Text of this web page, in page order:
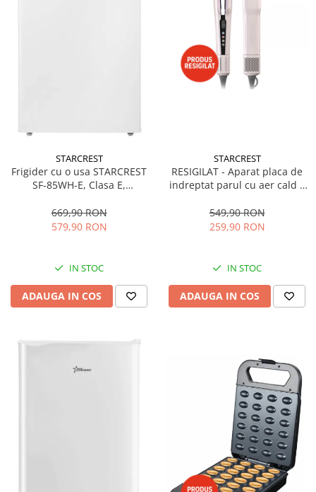
STARCREST
Frigider cu o usa STARCREST
SF-85WH-E, Clasa E,
interioara, Compartiment
gheata, H 82 cm, Alb
669,90 RON
579,90 RON
IN STOC
ADAUGA IN COS
STARCREST
RESIGILAT - Aparat placa de
indreptat parul cu aer cald 2
1300 W, Uscare si indreptare,
Afisaj LCD, Tehnologie cu ioni
549,90 RON
259,90 RON
IN STOC
ADAUGA IN COS